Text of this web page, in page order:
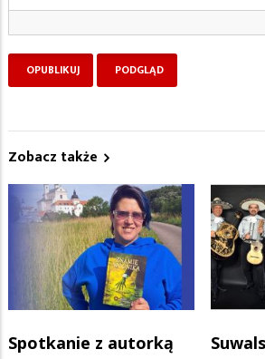
Zobacz także
Spotkanie z autorką